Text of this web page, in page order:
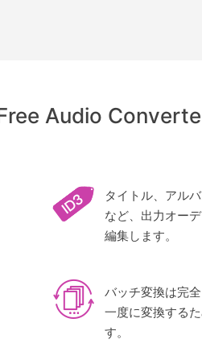
Audio
タイトル、アル
など、出力オー
編集します。
バッチ変換は完
一度に変換する
す。